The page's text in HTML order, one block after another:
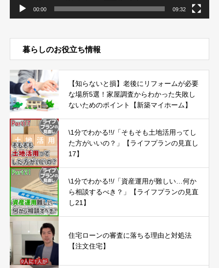
00:00 09:32
暮らしのお役立ち情報
【知らないと損】老後にリフォームが必要
な場所5選！家屋調査からわかった失敗し
ないためのポイント【新築マイホーム】
\1分でわかる!!/「そもそも土地活用ってし
た方がいいの？」【ライフプランの見直し
17】
\1分でわかる!!/「資産運用が難しい…何か
ら相談するべき？」【ライフプランの見直
し21】
住宅ローンの審査に落ちる理由と対処法
【注文住宅】